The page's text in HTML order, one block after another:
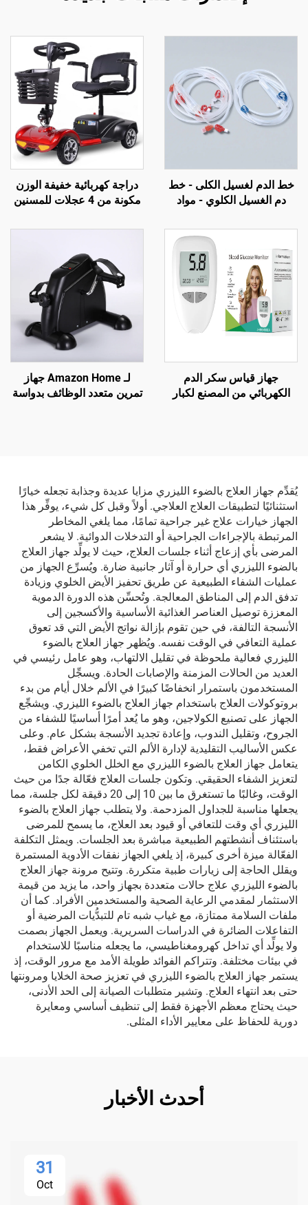
خط الدم لغسيل الكلى - خط
دم الغسيل الكلوي - مواد
دراجة كهربائية خفيفة الوزن
مكونة من 4 عجلات للمسنين
بطارية حمض الرصاص القابلة
للأشخاص ذوي الإعاقات
جهاز قياس سكر الدم
الكهربائي من المصنع لكبار
لـ Amazon Home جهاز
تمرين متعدد الوظائف بدواسة
يُقدِّم جهاز العلاج بالضوء الليزري مزايا عديدة وجذابة تجعله خيارًا
استثنائيًا لتطبيقات العلاج العلاجي. أولاً وقبل كل شيء، يوفِّر هذا
الجهاز خيارات علاج غير جراحية تمامًا، مما يلغي المخاطر
المرتبطة بالإجراءات الجراحية أو التدخلات الدوائية. لا يشعر
المرضى بأي إزعاج أثناء جلسات العلاج، حيث لا يولِّد جهاز العلاج
بالضوء الليزري أي حرارة أو آثار جانبية ضارة. ويُسرِّع الجهاز من
عمليات الشفاء الطبيعية عن طريق تحفيز الأيض الخلوي وزيادة
تدفق الدم إلى المناطق المعالجة. وتُحسِّن هذه الدورة الدموية
المعززة توصيل العناصر الغذائية الأساسية والأكسجين إلى
الأنسجة التالفة، في حين تقوم بإزالة نواتج الأيض التي قد تعوق
عملية التعافي في الوقت نفسه. ويُظهر جهاز العلاج بالضوء
الليزري فعالية ملحوظة في تقليل الالتهاب، وهو عامل رئيسي في
العديد من الحالات المزمنة والإصابات الحادة. ويسجِّل
المستخدمون باستمرار انخفاضًا كبيرًا في الألم خلال أيام من بدء
بروتوكولات العلاج باستخدام جهاز العلاج بالضوء الليزري. ويشجِّع
الجهاز على تصنيع الكولاجين، وهو ما يُعد أمرًا أساسيًا للشفاء من
الجروح، وتقليل الندوب، وإعادة تجديد الأنسجة بشكل عام. وعلى
عكس الأساليب التقليدية لإدارة الألم التي تخفي الأعراض فقط،
يتعامل جهاز العلاج بالضوء الليزري مع الخلل الخلوي الكامن
لتعزيز الشفاء الحقيقي. وتكون جلسات العلاج فعّالة جدًا من حيث
الوقت، وغالبًا ما تستغرق ما بين 10 إلى 20 دقيقة لكل جلسة، مما
يجعلها مناسبة للجداول المزدحمة. ولا يتطلب جهاز العلاج بالضوء
الليزري أي وقت للتعافي أو قيود بعد العلاج، ما يسمح للمرضى
باستئناف أنشطتهم الطبيعية مباشرة بعد الجلسات. ويمثل التكلفة
الفعّالة ميزة أخرى كبيرة، إذ يلغي الجهاز نفقات الأدوية المستمرة
ويقلل الحاجة إلى زيارات طبية متكررة. وتتيح مرونة جهاز العلاج
بالضوء الليزري علاج حالات متعددة بجهاز واحد، ما يزيد من قيمة
الاستثمار لمقدمي الرعاية الصحية والمستخدمين الأفراد. كما أن
ملفات السلامة ممتازة، مع غياب شبه تام للتبدُّيات المرضية أو
التفاعلات الضائرة في الدراسات السريرية. ويعمل الجهاز بصمت
ولا يولِّد أي تداخل كهرومغناطيسي، ما يجعله مناسبًا للاستخدام
في بيئات مختلفة. وتتراكم الفوائد طويلة الأمد مع مرور الوقت، إذ
يستمر جهاز العلاج بالضوء الليزري في تعزيز صحة الخلايا ومرونتها
حتى بعد انتهاء العلاج. وتشير متطلبات الصيانة إلى الحد الأدنى،
حيث يحتاج معظم الأجهزة فقط إلى تنظيف أساسي ومعايرة
دورية للحفاظ على معايير الأداء المثلى.
أحدث الأخبار
31
Oct